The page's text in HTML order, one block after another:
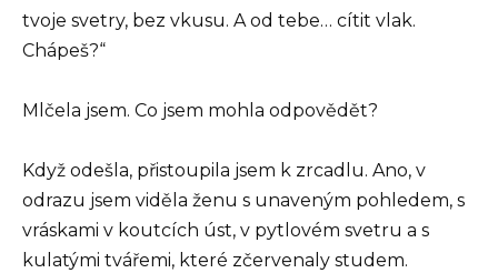
tvoje svetry, bez vkusu. A od tebe… cítit vlak.
Chápeš?“
Mlčela jsem. Co jsem mohla odpovědět?
Když odešla, přistoupila jsem k zrcadlu. Ano, v
odrazu jsem viděla ženu s unaveným pohledem, s
vráskami v koutcích úst, v pytlovém svetru a s
kulatými tvářemi, které zčervenaly studem.